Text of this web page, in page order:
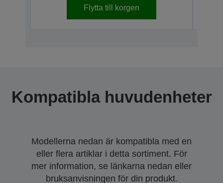
Flytta till korgen
Kompatibla huvudenheter
Modellerna nedan är kompatibla med en
eller flera artiklar i detta sortiment. För
mer information, se länkarna nedan eller
bruksanvisningen för din produkt.